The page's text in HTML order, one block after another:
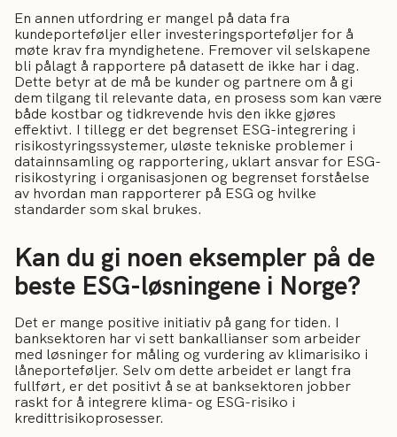
En annen utfordring er mangel på data fra
kundeporteføljer eller investeringsporteføljer for å
møte krav fra myndighetene. Fremover vil selskapene
bli pålagt å rapportere på datasett de ikke har i dag.
Dette betyr at de må be kunder og partnere om å gi
dem tilgang til relevante data, en prosess som kan være
både kostbar og tidkrevende hvis den ikke gjøres
effektivt. I tillegg er det begrenset ESG-integrering i
risikostyringssystemer, uløste tekniske problemer i
datainnsamling og rapportering, uklart ansvar for ESG-
risikostyring i organisasjonen og begrenset forståelse
av hvordan man rapporterer på ESG og hvilke
standarder som skal brukes.
Kan du gi noen eksempler på de
beste ESG-løsningene i Norge?
Det er mange positive initiativ på gang for tiden. I
banksektoren har vi sett bankallianser som arbeider
med løsninger for måling og vurdering av klimarisiko i
låneporteføljer. Selv om dette arbeidet er langt fra
fullført, er det positivt å se at banksektoren jobber
raskt for å integrere klima- og ESG-risiko i
kredittrisikoprosesser.